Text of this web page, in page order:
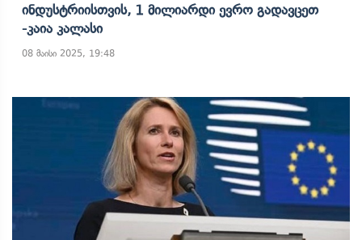
Ინდუსტრიისთვის, 1 Მილიარდი Ევრო Გადავცეთ
-კაია Კალასი
08 მაისი 2025, 19:48